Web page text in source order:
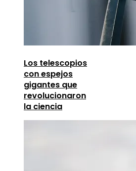
Los telescopios
con espejos
gigantes que
revolucionaron
la ciencia